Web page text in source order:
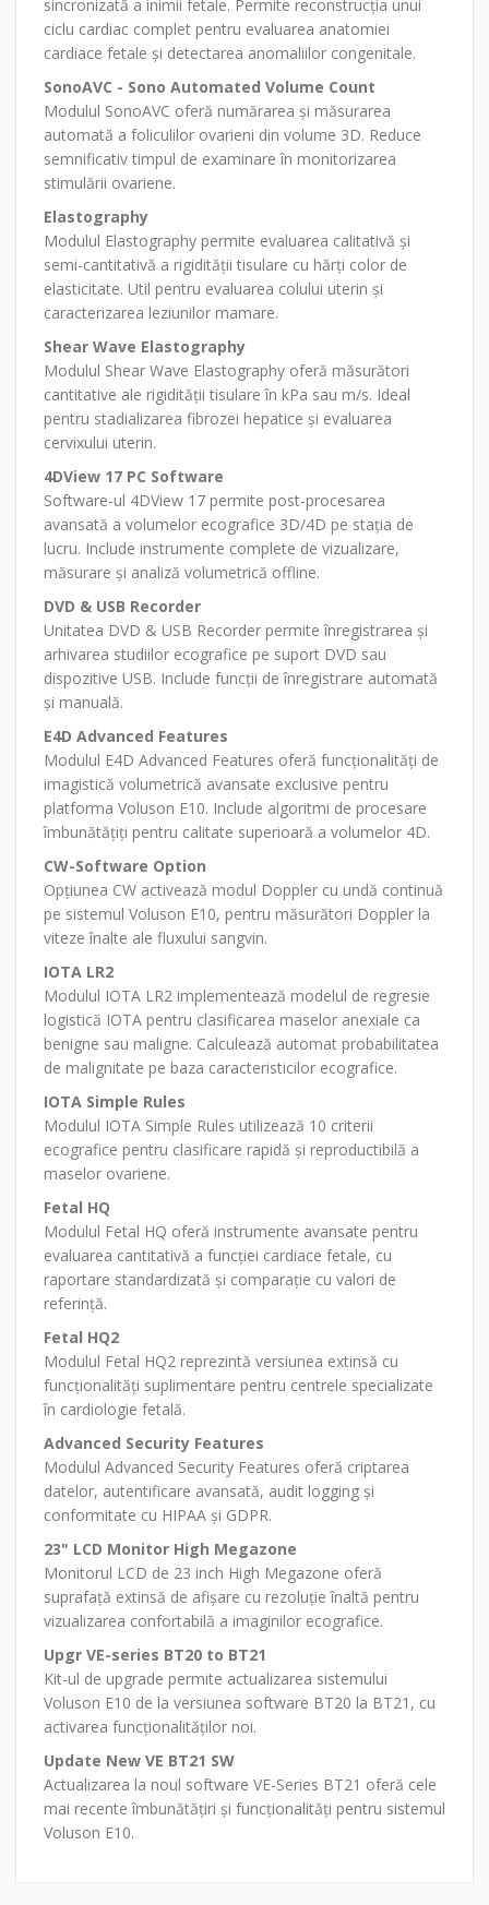
sincronizată a inimii fetale. Permite reconstrucția unui
ciclu cardiac complet pentru evaluarea anatomiei
cardiace fetale și detectarea anomaliilor congenitale.
SonoAVC - Sono Automated Volume Count
Modulul SonoAVC oferă numărarea și măsurarea
automată a foliculilor ovarieni din volume 3D. Reduce
semnificativ timpul de examinare în monitorizarea
stimulării ovariene.
Elastography
Modulul Elastography permite evaluarea calitativă și
semi-cantitativă a rigidității tisulare cu hărți color de
elasticitate. Util pentru evaluarea colului uterin și
caracterizarea leziunilor mamare.
Shear Wave Elastography
Modulul Shear Wave Elastography oferă măsurători
cantitative ale rigidității tisulare în kPa sau m/s. Ideal
pentru stadializarea fibrozei hepatice și evaluarea
cervixului uterin.
4DView 17 PC Software
Software-ul 4DView 17 permite post-procesarea
avansată a volumelor ecografice 3D/4D pe stația de
lucru. Include instrumente complete de vizualizare,
măsurare și analiză volumetrică offline.
DVD & USB Recorder
Unitatea DVD & USB Recorder permite înregistrarea și
arhivarea studiilor ecografice pe suport DVD sau
dispozitive USB. Include funcții de înregistrare automată
și manuală.
E4D Advanced Features
Modulul E4D Advanced Features oferă funcționalități de
imagistică volumetrică avansate exclusive pentru
platforma Voluson E10. Include algoritmi de procesare
îmbunătățiți pentru calitate superioară a volumelor 4D.
CW-Software Option
Opțiunea CW activează modul Doppler cu undă continuă
pe sistemul Voluson E10, pentru măsurători Doppler la
viteze înalte ale fluxului sangvin.
IOTA LR2
Modulul IOTA LR2 implementează modelul de regresie
logistică IOTA pentru clasificarea maselor anexiale ca
benigne sau maligne. Calculează automat probabilitatea
de malignitate pe baza caracteristicilor ecografice.
IOTA Simple Rules
Modulul IOTA Simple Rules utilizează 10 criterii
ecografice pentru clasificare rapidă și reproductibilă a
maselor ovariene.
Fetal HQ
Modulul Fetal HQ oferă instrumente avansate pentru
evaluarea cantitativă a funcției cardiace fetale, cu
raportare standardizată și comparație cu valori de
referință.
Fetal HQ2
Modulul Fetal HQ2 reprezintă versiunea extinsă cu
funcționalități suplimentare pentru centrele specializate
în cardiologie fetală.
Advanced Security Features
Modulul Advanced Security Features oferă criptarea
datelor, autentificare avansată, audit logging și
conformitate cu HIPAA și GDPR.
23" LCD Monitor High Megazone
Monitorul LCD de 23 inch High Megazone oferă
suprafață extinsă de afișare cu rezoluție înaltă pentru
vizualizarea confortabilă a imaginilor ecografice.
Upgr VE-series BT20 to BT21
Kit-ul de upgrade permite actualizarea sistemului
Voluson E10 de la versiunea software BT20 la BT21, cu
activarea funcționalităților noi.
Update New VE BT21 SW
Actualizarea la noul software VE-Series BT21 oferă cele
mai recente îmbunătățiri și funcționalități pentru sistemul
Voluson E10.